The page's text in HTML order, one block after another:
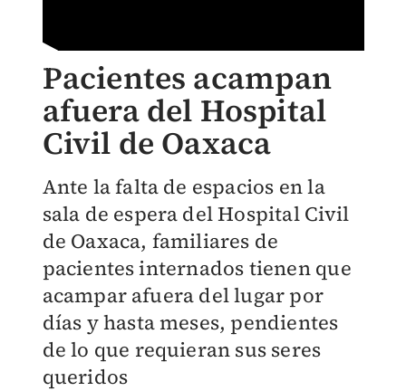
Pacientes acampan
afuera del Hospital
Civil de Oaxaca
Ante la falta de espacios en la
sala de espera del Hospital Civil
de Oaxaca, familiares de
pacientes internados tienen que
acampar afuera del lugar por
días y hasta meses, pendientes
de lo que requieran sus seres
queridos